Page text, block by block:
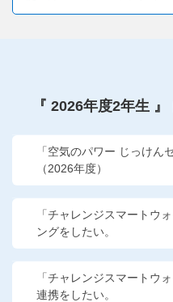
『 2026年度2年生
「空気のパワー じっけん
（2026年度）
「チャレンジスマートウ
ングをしたい。
「チャレンジスマートウ
連携をしたい。